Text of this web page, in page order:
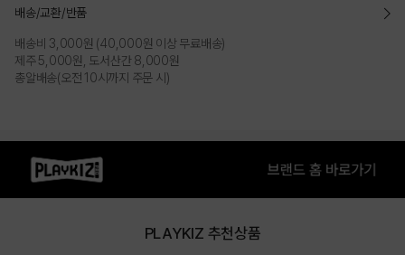
PRODUCT VIEW
배송/교환/반품
배송비 3,000원 (40,000원 이상 무료배송)
제주 5,000원, 도서산간 8,000원
총알배송(오전 10시까지 주문 시)
PLAYKIZ 추천상품